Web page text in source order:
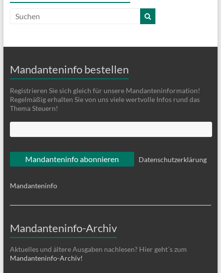
Mandanteninfo bestellen
Registrieren Sie sich gleich für unsere Mandanteninformation!
Regelmäßig erhalten Sie von uns viele wertvolle Infos rund das
Thema Steuern!
Datenschutzerklärung
Mandanteninfo
Mandanteninfo-Archiv
Aktuelles und ältere Ausgaben nachlesen? Hier geht´s zum
Mandanteninfo-Archiv!